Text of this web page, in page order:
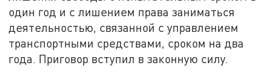
один год и с лишением права заниматься
деятельностью, связанной с управлением
транспортными средствами, сроком на два
года. Приговор вступил в законную силу.